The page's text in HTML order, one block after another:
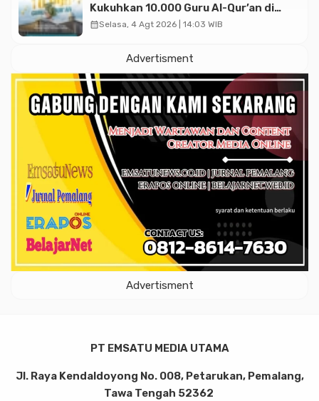
Kukuhkan 10.000 Guru Al-Qur’an di
Masjid Istiqlal
calendar_monthSelasa, 4 Agt 2026 | 14:03 WIB
Advertisment
Advertisment
PT EMSATU MEDIA UTAMA
Jl. Raya Kendaldoyong No. 008, Petarukan, Pemalang,
Tawa Tengah 52362